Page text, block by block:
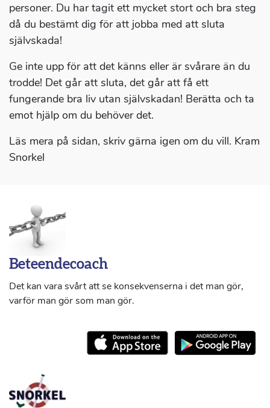
personer. Du har tagit ett mycket stort och bra steg
då du bestämt dig för att jobba med att sluta
självskada!
Ge inte upp för att det känns eller är svårare än du
trodde! Det går att sluta, det går att få ett
fungerande bra liv utan självskadan! Berätta och ta
emot hjälp om du behöver det.
Läs mera på sidan, skriv gärna igen om du vill. Kram
Snorkel
Beteendecoach
Det kan vara svårt att se konsekvenserna i det man gör,
varför man gör som man gör.